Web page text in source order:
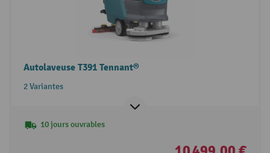
Autolaveuse T391 Tennant®
2 Variantes
10 jours ouvrables